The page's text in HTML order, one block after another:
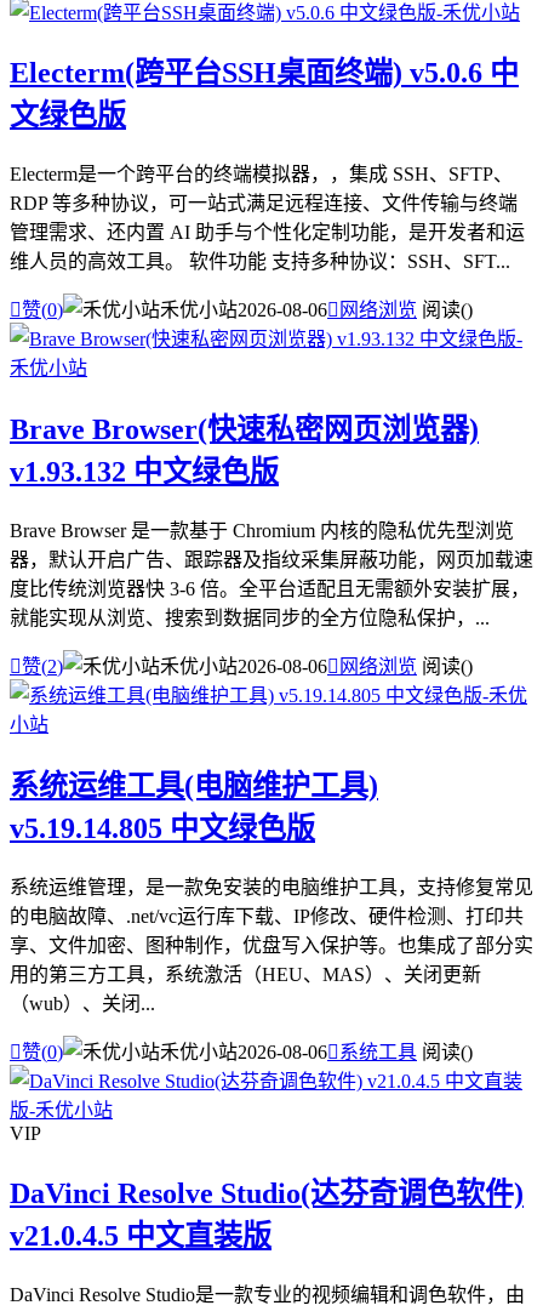
Electerm(跨平台SSH桌面终端) v5.0.6 中
文绿色版
Electerm是一个跨平台的终端模拟器，，集成 SSH、SFTP、
RDP 等多种协议，可一站式满足远程连接、文件传输与终端
管理需求、还内置 AI 助手与个性化定制功能，是开发者和运
维人员的高效工具。 软件功能 支持多种协议：SSH、SFT...
赞(0) 禾优小站2026-08-06 网络浏览 阅读()
Brave Browser(快速私密网页浏览器)
v1.93.132 中文绿色版
Brave Browser 是一款基于 Chromium 内核的隐私优先型浏览
器，默认开启广告、跟踪器及指纹采集屏蔽功能，网页加载速
度比传统浏览器快 3-6 倍。全平台适配且无需额外安装扩展，
就能实现从浏览、搜索到数据同步的全方位隐私保护，...
赞(2) 禾优小站2026-08-06 网络浏览 阅读()
系统运维工具(电脑维护工具)
v5.19.14.805 中文绿色版
系统运维管理，是一款免安装的电脑维护工具，支持修复常见
的电脑故障、.net/vc运行库下载、IP修改、硬件检测、打印共
享、文件加密、图种制作，优盘写入保护等。也集成了部分实
用的第三方工具，系统激活（HEU、MAS）、关闭更新
（wub）、关闭...
赞(0) 禾优小站2026-08-06系统工具 阅读()
VIP
DaVinci Resolve Studio(达芬奇调色软件)
v21.0.4.5 中文直装版
DaVinci Resolve Studio是一款专业的视频编辑和调色软件，由